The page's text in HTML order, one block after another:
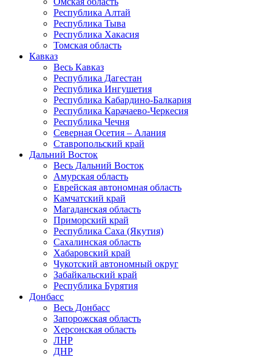
Республика Алтай
Республика Тыва
Республика Хакасия
Томская область
Кавказ
Весь Кавказ
Республика Дагестан
Республика Ингушетия
Республика Кабардино-Балкария
Республика Карачаево-Черкесия
Республика Чечня
Северная Осетия – Алания
Ставропольский край
Дальний Восток
Весь Дальний Восток
Амурская область
Еврейская автономная область
Камчатский край
Магаданская область
Приморский край
Республика Саха (Якутия)
Сахалинская область
Хабаровский край
Чукотский автономный округ
Забайкальский край
Республика Бурятия
Донбасс
Весь Донбасс
Запорожская область
Херсонская область
ЛНР
ДНР